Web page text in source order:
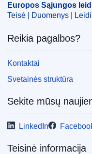
Europos Sąjungos
Teisė | Duomenys |
Reikia pagalbos?
Kontaktai
Svetainės struktūra
Sekite mūsų
LinkedIn
Teisinė informacija